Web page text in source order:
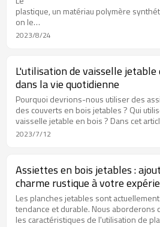
plastique, un matériau polymère
on le
retrouve dans les emballages, les
scientifiquement étayée des effets
l'ingestion de plastique, étayée par des
factuelles.
2023/8/24
L'utilisation de vaisselle jetable
dans la vie quotidienne
Pourquoi devrions-nous utiliser des
des couverts en bois jetables ? Qui
vaisselle jetable en bois ? Dans cet
nous explorerons l'utilisation de
2023/7/12
Assiettes en bois jetables :
charme rustique à votre
culinaire
Les planches jetables sont
tendance et durable. Nous aborderons
les caractéristiques de l'utilisation de